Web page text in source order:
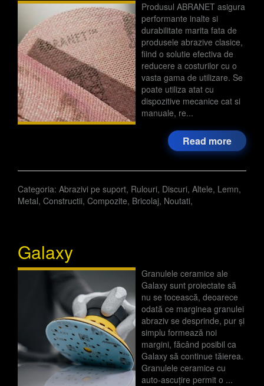
Produsul ABRANET asigura
performante inalte si
durabilitate marita fata de
produsele abrazive clasice,
fiind o solutie efectiva de
reducere a costurilor cu o
vasta gama de utilizare. Se
poate utiliza atat cu
dispozitive mecanice cat si
manuale, re...
Read more
Categoria: Abrazivi pe suport, Rulouri, Discuri, Altele, Lemn,
Metal, Constructii, Compozite, Bricolaj, Noutati,
Galaxy
Granulele ceramice ale
Galaxy sunt proiectate să
nu se tocească, deoarece
odată ce marginea granulei
abraziv se desprinde, pur și
simplu formează noi
margini, făcând posibil ca
Galaxy să continue tăierea.
Granulele ceramice cu
auto-ascuțire permit o ...